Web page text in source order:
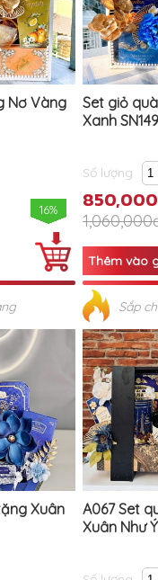
Nơ Vàng
16%
Set giỏ
Xanh SN149
Số lượng
Sắp
Xuân
A067 Set
Xuân Như